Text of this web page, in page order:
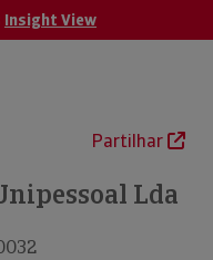
Insight View
Partilhar
Lda